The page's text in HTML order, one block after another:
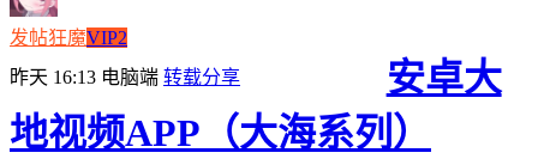
发帖狂魔VIP2
昨天 16:13 电脑端 转载分享
安卓大
地视频APP（大海系列）